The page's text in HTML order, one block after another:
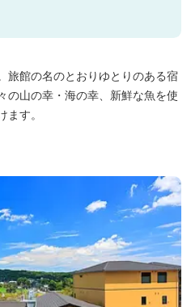
旅館の名のとおりゆとりのある宿
の山の幸・海の幸、新鮮な魚を使
す。